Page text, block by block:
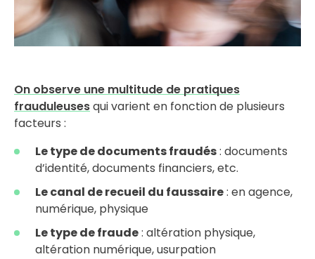
On observe une multitude de pratiques
frauduleusesqui varient en fonction de plusieurs
facteurs :
Le type de documents fraudés: documents
d’identité, documents financiers, etc.
Le canal de recueil du faussaire: en agence,
numérique, physique
Le type de fraude: altération physique,
altération numérique, usurpation